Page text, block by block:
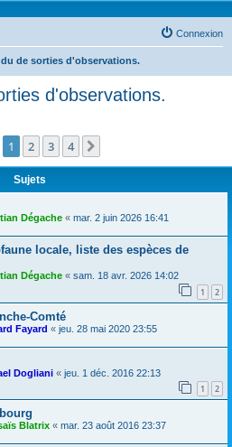
Connexion
de sorties d'observations.
d'observations.
1 2 3 4
Sujets
Dégache « mar. 2 juin 2026 16:41
locale, liste des espèces de
Dégache « sam. 18 avr. 2026 14:02
1 2
Comté
Fayard « jeu. 28 mai 2020 23:55
Dogliani « jeu. 1 déc. 2016 22:13
1 2
Blatrix « mar. 23 août 2016 23:37